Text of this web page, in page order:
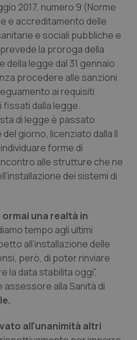
di Bolzano
2017, numero 9 (Norme
e accreditamento delle
e sociali pubbliche e
la proroga della
legge dal 31 gennaio
procedere alle sanzioni
ai requisiti
dalla legge.
di legge è passato
giorno, licenziato dalla II
forme di
alle strutture che ne
dei sistemi di
una realtà in
tempo agli ultimi
all’installazione delle
però, di poter rinviare
la data stabilita oggi”,
alla Sanità di
all'unanimità altri